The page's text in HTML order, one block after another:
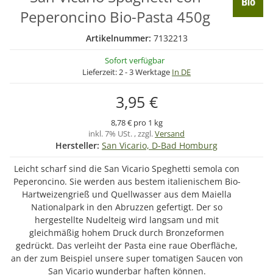
Peperoncino Bio-Pasta 450g
Artikelnummer: 7132213
Sofort verfügbar
Lieferzeit:2 - 3 Werktage In DE
3,95 €
8,78 € pro 1 kg
inkl. 7% USt. , zzgl.Versand
Hersteller: San Vicario, D-Bad Homburg
Leicht scharf sind die San Vicario Speghetti semola con
Peperoncino. Sie werden aus bestem italienischem Bio-
Hartweizengrieß und Quellwasser aus dem Maiella
Nationalpark in den Abruzzen gefertigt. Der so
hergestellte Nudelteig wird langsam und mit
gleichmäßig hohem Druck durch Bronzeformen
gedrückt. Das verleiht der Pasta eine raue Oberfläche,
an der zum Beispiel unsere super tomatigen Saucen von
San Vicario wunderbar haften können.